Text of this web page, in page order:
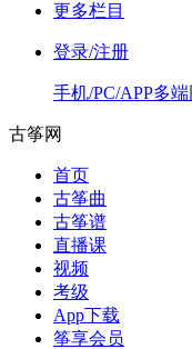
更多栏目
登录/注册
手机/PC/APP多
古筝网
首页
古筝曲
古筝谱
直播课
视频
考级
App下载
筝享会员